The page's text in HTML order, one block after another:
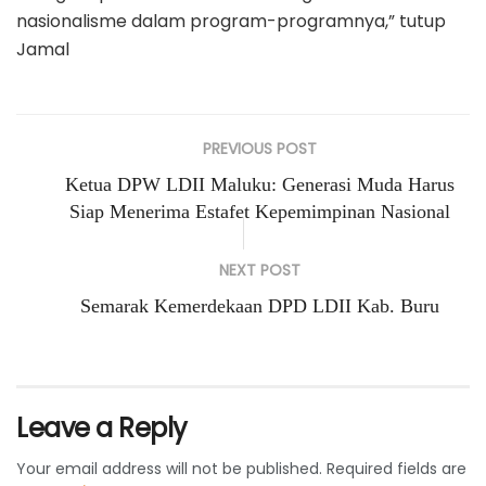
nasionalisme dalam program-programnya,” tutup
Jamal
PREVIOUS POST
Ketua DPW LDII Maluku: Generasi Muda Harus
Siap Menerima Estafet Kepemimpinan Nasional
NEXT POST
Semarak Kemerdekaan DPD LDII Kab. Buru
Leave a Reply
Your email address will not be published. Required fields are